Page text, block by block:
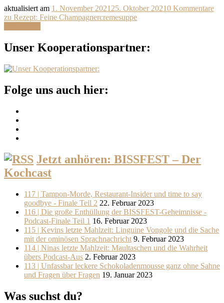
aktualisiert am 1. November 2021 25. Oktober 20210 Kommentare
zu Rezept: Feine Champagnercremesuppe
Unser Kooperationspartner:
Folge uns auch hier:
Jetzt anhören: BISSFEST – Der
Kochcast
117 | Tampon-Morde, Restaurant-Insider und time to say
goodbye - Finale Teil 2 22. Februar 2023
116 | Die große Enthüllung der BISSFEST-Geheimnisse -
Podcast-Finale Teil 1 16. Februar 2023
115 | Kevins letzte Mahlzeit: Linguine Vongole und die Sache
mit der ominösen Sprachnachricht 9. Februar 2023
114 | Ninas letzte Mahlzeit: Maultaschen und die Wahrheit
übers Podcast-Aus 2. Februar 2023
113 | Unfassbar leckere Schokoladenmousse ganz ohne Sahne
und Fragen über Fragen 19. Januar 2023
Was suchst du?